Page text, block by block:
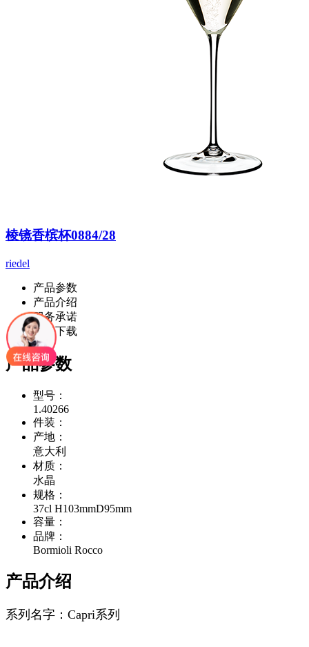
棱镜香槟杯0884/28
riedel
产品参数
产品介绍
服务承诺
资料下载
产品参数
型号：
1.40266
件装：
产地：
意大利
材质：
水晶
规格：
37cl H103mmD95mm
容量：
品牌：
Bormioli Rocco
产品介绍
系列名字：Capri系列